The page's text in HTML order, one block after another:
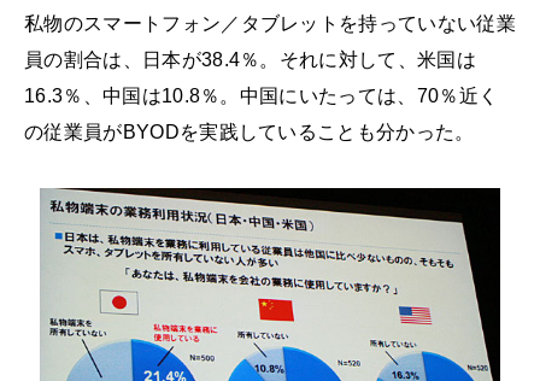
私物のスマートフォン／タブレットを持っていない従業
員の割合は、日本が38.4％。それに対して、米国は
16.3％、中国は10.8％。中国にいたっては、70％近く
の従業員がBYODを実践していることも分かった。